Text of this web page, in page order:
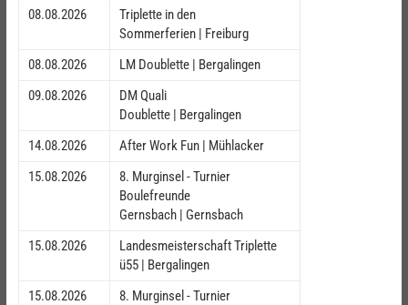
08.08.2026
Triplette in den
Sommerferien | Freiburg
08.08.2026
LM Doublette | Bergalingen
09.08.2026
DM Quali
Doublette | Bergalingen
14.08.2026
After Work Fun | Mühlacker
15.08.2026
8. Murginsel - Turnier
Boulefreunde
Gernsbach | Gernsbach
15.08.2026
Landesmeisterschaft Triplette
ü55 | Bergalingen
15.08.2026
8. Murginsel - Turnier